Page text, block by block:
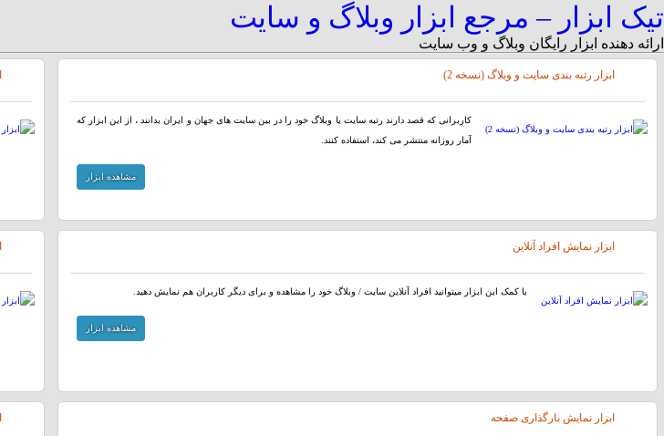
تیک ابزار – مرجع ابزار وبلاگ و سایت
ارائه دهنده ابزار رایگان وبلاگ و وب سایت
ابزار رتبه بندی سایت و وبلاگ (نسخه 2)
کاربرانی که قصد دارند رتبه سایت یا وبلاگ خود را در بین سایت های جهان و ایران بدانند ، از این ابزار که
آمار روزانه منتشر می کند، استفاده کنند.
مشاهده ابزار
ابزار نمایش افراد آنلاین
با کمک این ابزار میتوانید افراد آنلاین سایت / وبلاگ خود را مشاهده و برای دیگر کاربران هم نمایش دهید.
مشاهده ابزار
ابزار نمایش بارگذاری صفحه